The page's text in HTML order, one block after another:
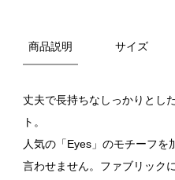
商品説明 サイズ
丈夫で長持ちなしっかりとし
ト。
人気の「Eyes」のモチーフ
言わせません。ファブリック